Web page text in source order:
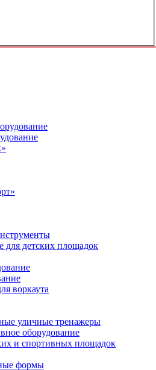
детских площадок
воркаута
уличные тренажеры
оборудование
и спортивных площадок